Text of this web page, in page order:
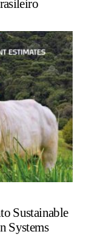
Sustainable
Systems